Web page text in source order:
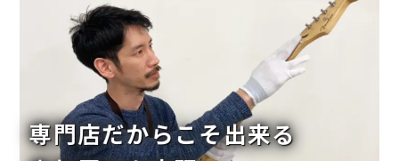
専門店だからこそ出来る